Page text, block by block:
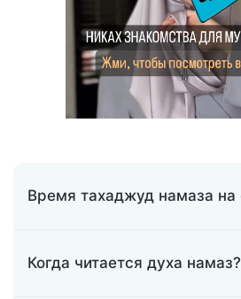
Время тахаджуд намаза на
Когда читается духа намаз?